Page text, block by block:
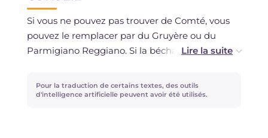
Si vous ne pouvez pas trouver de Comté, vous
pouvez le remplacer par du Gruyère ou du
Parmigiano Reggiano. Si la béchamel présente
rendre plus fluide. À la place du jambon cuit,
vous pouvez également utiliser du saumon ou
Pour la traduction de certains textes, des outils
d'intelligence artificielle peuvent avoir été utilisés.